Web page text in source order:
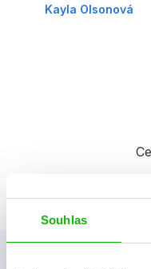
Souhlas
Kayla Olsonová